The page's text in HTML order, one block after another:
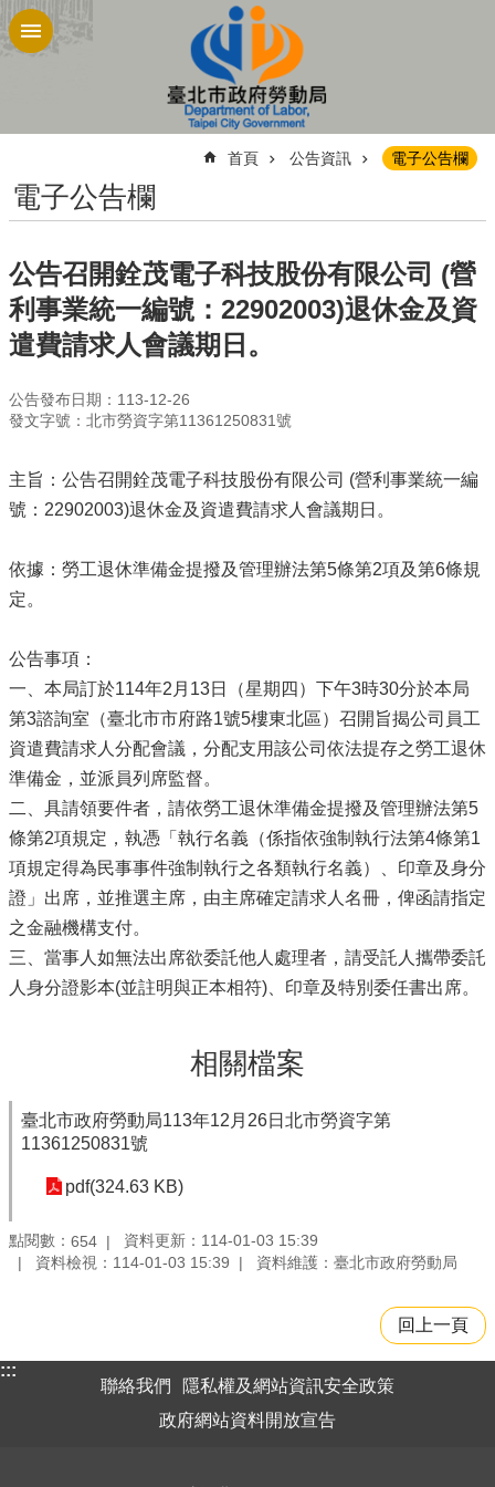
跳到主要內容區塊
首頁 公告資訊 電子公告欄
電子公告欄
公告召開銓茂電子科技股份有限公司 (營
利事業統一編號：22902003)退休金及資
遣費請求人會議期日。
公告發布日期：113-12-26
發文字號：北市勞資字第11361250831號
主旨：公告召開銓茂電子科技股份有限公司 (營利事業統一編
號：22902003)退休金及資遣費請求人會議期日。
依據：勞工退休準備金提撥及管理辦法第5條第2項及第6條規
定。
公告事項：
一、本局訂於114年2月13日（星期四）下午3時30分於本局
第3諮詢室（臺北市市府路1號5樓東北區）召開旨揭公司員工
資遣費請求人分配會議，分配支用該公司依法提存之勞工退休
準備金，並派員列席監督。
二、具請領要件者，請依勞工退休準備金提撥及管理辦法第5
條第2項規定，執憑「執行名義（係指依強制執行法第4條第1
項規定得為民事事件強制執行之各類執行名義）、印章及身分
證」出席，並推選主席，由主席確定請求人名冊，俾函請指定
之金融機構支付。
三、當事人如無法出席欲委託他人處理者，請受託人攜帶委託
人身分證影本(並註明與正本相符)、印章及特別委任書出席。
相關檔案
臺北市政府勞動局113年12月26日北市勞資字第
11361250831號
pdf(324.63 KB)
點閱數： 654
資料更新：114-01-03 15:39
資料檢視：114-01-03 15:39
資料維護：臺北市政府勞動局
回上一頁
:::
聯絡我們
隱私權及網站資訊安全政策
政府網站資料開放宣告